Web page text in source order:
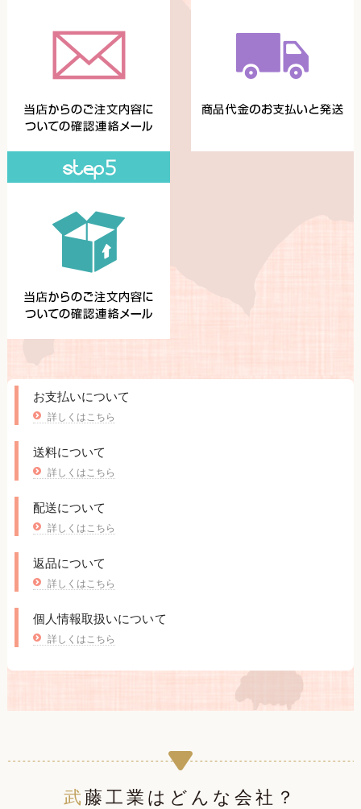
お支払いについて
詳しくはこちら
送料について
詳しくはこちら
配送について
詳しくはこちら
返品について
詳しくはこちら
個人情報取扱いについて
詳しくはこちら
武藤工業はどんな会社？